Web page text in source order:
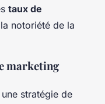
taux de
notoriété de la
marketing
stratégie de